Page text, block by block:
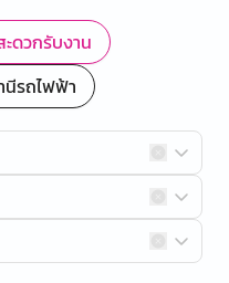
ดวกรับงาน
นีรถไฟฟ้า